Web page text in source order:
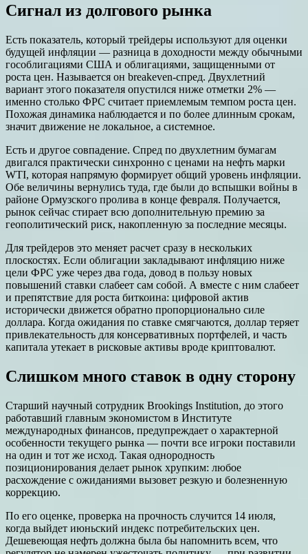
Сигнал из долгового рынка
Есть показатель, который трейдеры используют для оценки
будущей инфляции — разница в доходности между обычными
гособлигациями США и облигациями, защищенными от
роста цен. Называется он breakeven-спред. Двухлетний
вариант этого показателя опустился ниже отметки 2% —
именно столько ФРС считает приемлемым темпом роста цен.
Похожая динамика наблюдается и по более длинным срокам,
значит движение не локальное, а системное.
Есть и другое совпадение. Спред по двухлетним бумагам
двигался практически синхронно с ценами на нефть марки
WTI, которая напрямую формирует общий уровень инфляции.
Обе величины вернулись туда, где были до вспышки войны в
районе Ормузского пролива в конце февраля. Получается,
рынок сейчас стирает всю дополнительную премию за
геополитический риск, накопленную за последние месяцы.
Для трейдеров это меняет расчет сразу в нескольких
плоскостях. Если облигации закладывают инфляцию ниже
цели ФРС уже через два года, довод в пользу новых
повышений ставки слабеет сам собой. А вместе с ним слабеет
и препятствие для роста биткоина: цифровой актив
исторически движется обратно пропорционально силе
доллара. Когда ожидания по ставке смягчаются, доллар теряет
привлекательность для консервативных портфелей, и часть
капитала утекает в рисковые активы вроде криптовалют.
Слишком много ставок в одну сторону
Старший научный сотрудник Brookings Institution, до этого
работавший главным экономистом в Институте
международных финансов, предупреждает о характерной
особенности текущего рынка — почти все игроки поставили
на один и тот же исход. Такая однородность
позиционирования делает рынок хрупким: любое
расхождение с ожиданиями вызовет резкую и болезненную
коррекцию.
По его оценке, проверка на прочность случится 14 июля,
когда выйдет июньский индекс потребительских цен.
Дешевеющая нефть должна была бы напомнить всем, что